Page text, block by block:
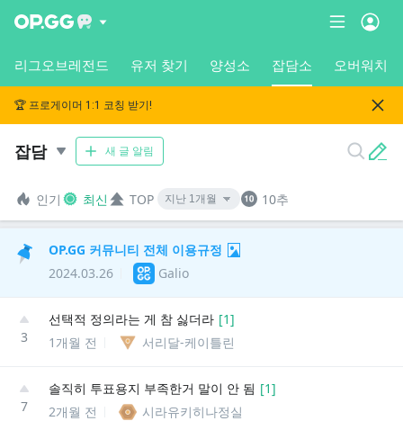
리그오브레전드 유저 찾기 양성소 잡담소 오버워치
🏆 프로게이머 1:1 코칭 받기!
잡담 새 글 알림
인기 최신 TOP 10추
OP.GG 커뮤니티 전체 이용규정
2024.03.26
Galio
3
선택적 정의라는 게 참 싫더라 [1]
1개월 전
서리달-케이틀린
7
솔직히 투표용지 부족한거 말이 안 됨 [1]
2개월 전
시라유키히나정실